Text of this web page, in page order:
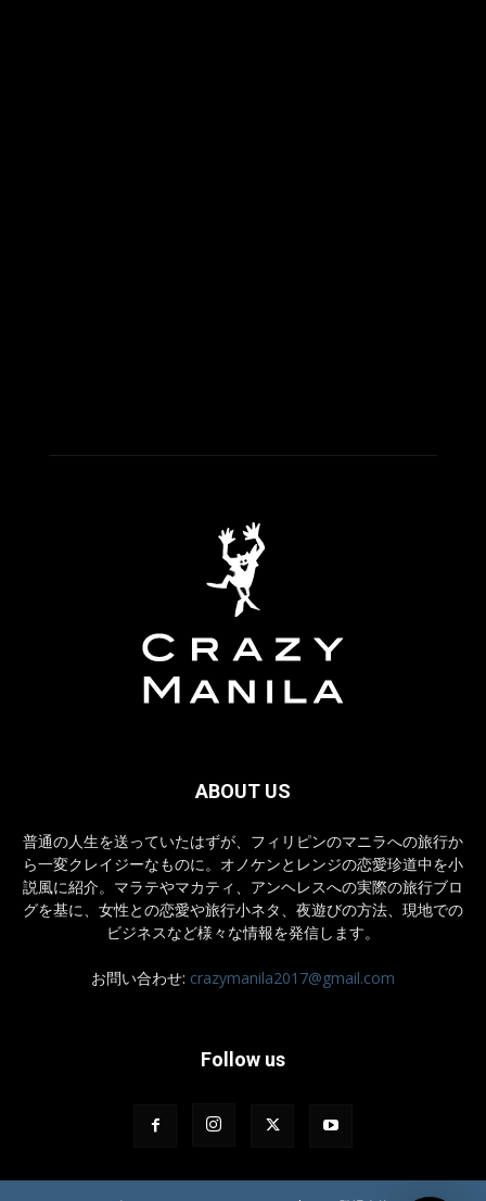
ABOUT US
普通の人生を送っていたはずが、フィリピンのマニラへの旅行か
ら一変クレイジーなものに。オノケンとレンジの恋愛珍道中を小
説風に紹介。マラテやマカティ、アンヘレスへの実際の旅行ブロ
グを基に、女性との恋愛や旅行小ネタ、夜遊びの方法、現地での
ビジネスなど様々な情報を発信します。
お問い合わせ: crazymanila2017@gmail.com
Follow us